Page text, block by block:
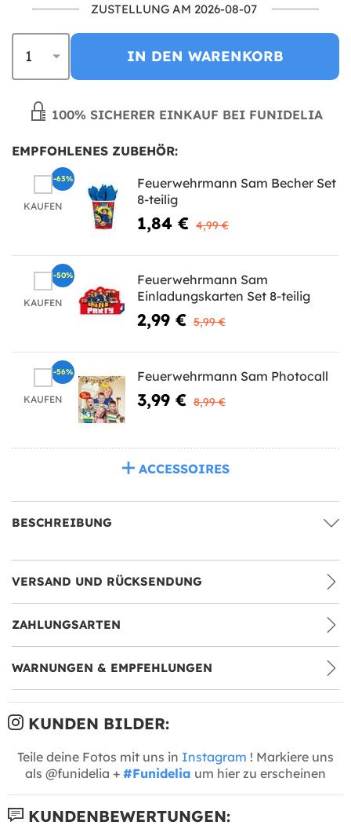
ZUSTELLUNG AM 2026-08-07
IN DEN WARENKORB
100% SICHERER EINKAUF BEI FUNIDELIA
EMPFOHLENES ZUBEHÖR:
KAUFEN
Feuerwehrmann Sam Becher Set
8-teilig
1,84 € 4,99 €
-63%
KAUFEN
Feuerwehrmann Sam
Einladungskarten Set 8-teilig
2,99 € 5,99 €
-50%
KAUFEN
Feuerwehrmann Sam Photocall
3,99 € 8,99 €
-56%
ACCESSOIRES
BESCHREIBUNG
VERSAND UND RÜCKSENDUNG
ZAHLUNGSARTEN
WARNUNGEN & EMPFEHLUNGEN
KUNDEN BILDER:
Teile deine Fotos mit uns in Instagram ! Markiere uns
als @funidelia + #Funidelia um hier zu erscheinen
KUNDENBEWERTUNGEN: